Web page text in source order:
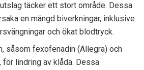
täcker ett stort område. Dessa
en mängd biverkningar, inklusive
och ökat blodtryck.
såsom fexofenadin (Allegra) och
lindring av klåda. Dessa